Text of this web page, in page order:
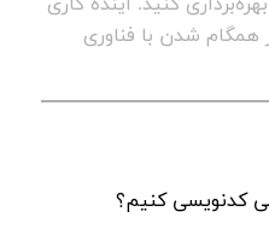
همگام شدن با فناوری
کدنویسی کنیم؟